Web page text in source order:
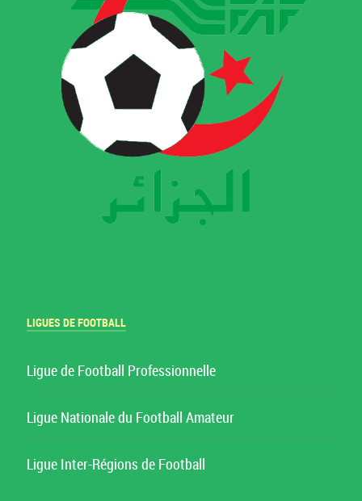
LIGUES DE FOOTBALL
Ligue de Football Professionnelle
Ligue Nationale du Football Amateur
Ligue Inter-Régions de Football